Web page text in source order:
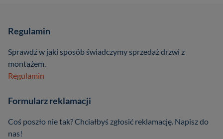
Regulamin
Sprawdź w jaki sposób świadczymy sprzedaż drzwi z
montażem.
Regulamin
Formularz reklamacji
Coś poszło nie tak? Chciałbyś zgłosić reklamację. Napisz do
nas!